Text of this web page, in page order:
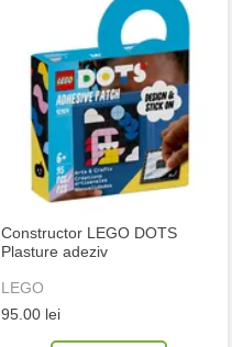
Constructor LEGO DOTS
Plasture adeziv
LEGO
95.00 lei